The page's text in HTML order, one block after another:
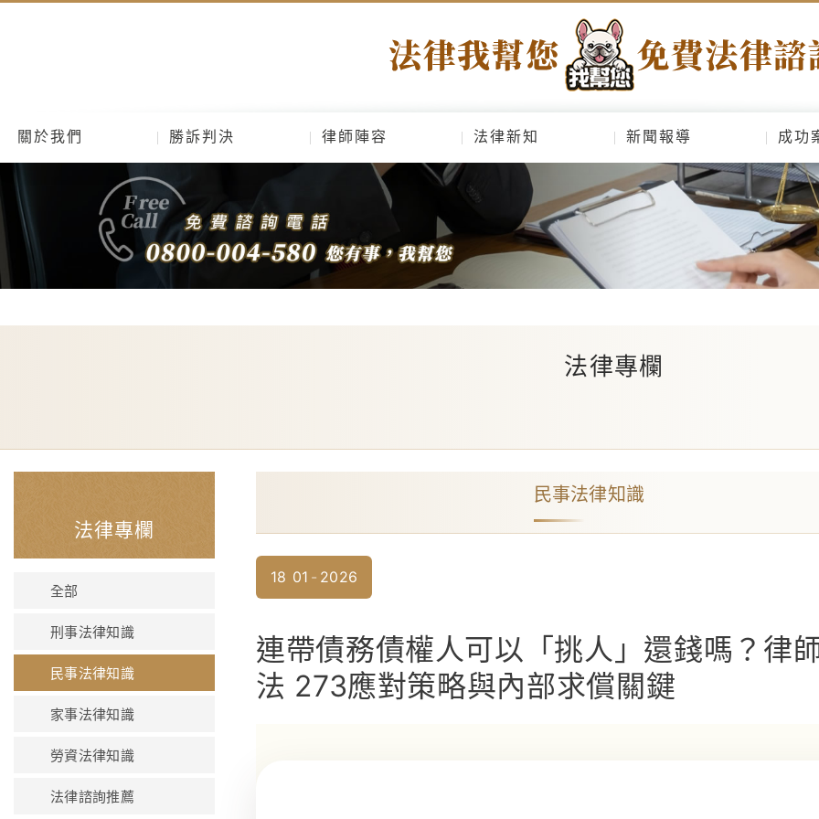
關於我們 勝訴判決 律師陣容 法律新知 新聞報導 成功
法律專欄
法律專欄
全部
刑事法律知識
民事法律知識
家事法律知識
勞資法律知識
法律諮詢推薦
民事法律知識
18 01 2026
連帶債務債權人可以「挑人」還錢嗎？律
法 273應對策略與內部求償關鍵